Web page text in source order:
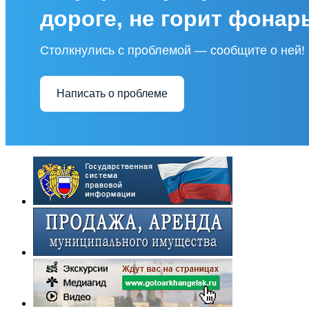
дороге, не горит
Столкнулись с проблемой — сообщите о ней!
Написать о проблеме